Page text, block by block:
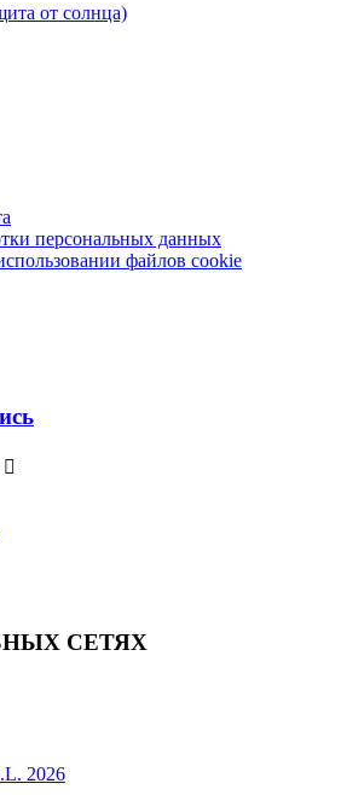
от солнца)
персональных данных
файлов cookie

СЕТЯХ
2026